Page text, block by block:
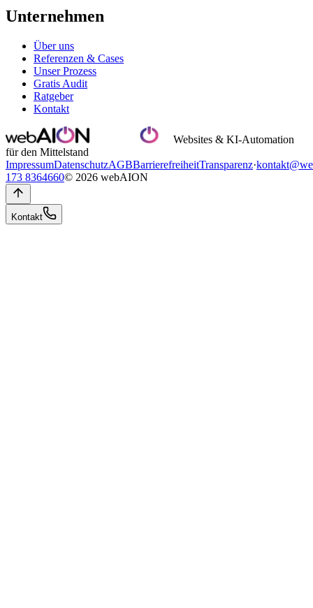
Unternehmen
Über uns
Referenzen & Cases
Unser Prozess
Gratis Audit
Ratgeber
Kontakt
Websites & KI-Automation
für den Mittelstand
ImpressumDatenschutzAGBBarrierefreiheitTransparenz·
173 8364660© 2026 webAION
Kontakt